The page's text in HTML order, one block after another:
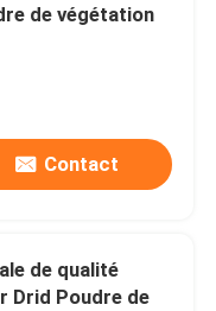
de végétation
Contact
de qualité
Drid Poudre de